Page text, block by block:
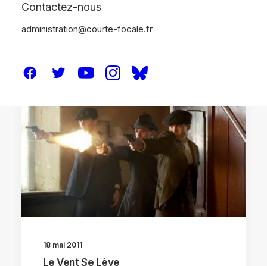
Contactez-nous
administration@courte-focale.fr
18 mai 2011
Le Vent Se Lève